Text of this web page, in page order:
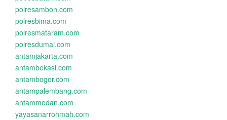
polresambon.com
polresbima.com
polresmataram.com
polresdumai.com
antamjakarta.com
antambekasi.com
antambogor.com
antampalembang.com
antammedan.com
yayasanarrohmah.com